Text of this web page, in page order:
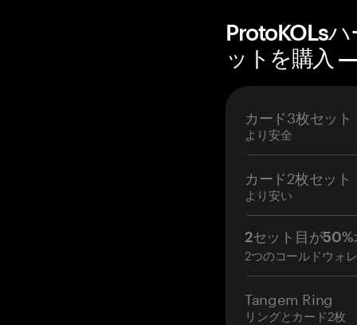
ProtoKOLs
ットを購入
カード3枚セット
より安全
カード2枚セット
より安い
2セット目が50%
2つのコールドウォ
Tangem Ring
リングとカード2枚